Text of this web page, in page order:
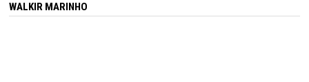
WALKIR MARINHO